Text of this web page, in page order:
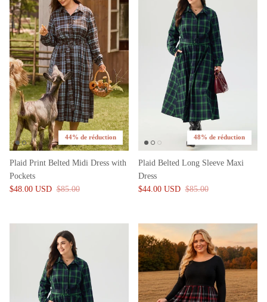
44% de réduction
Plaid Print Belted Midi Dress with
Pockets
$48.00 USD $85.00
48% de réduction
Plaid Belted Long Sleeve Maxi
Dress
$44.00 USD $85.00